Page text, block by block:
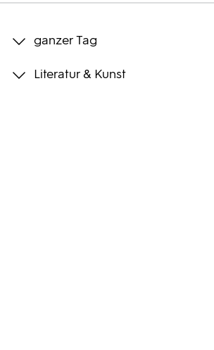
Bilder
ganzer Tag
Literatur & Kunst